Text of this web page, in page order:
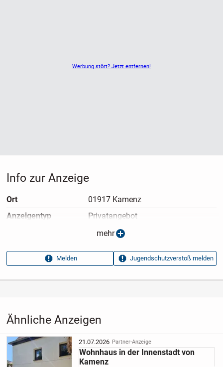
Werbung stört? Jetzt entfernen!
Ähnliche Anzeigen
21.07.2026 Partner-Anzeige
Wohnhaus in der Innenstadt von
Kamenz
Info zur Anzeige
Ort
01917 Kamenz
Anzeigen­typ
Privatangebot
13.05.2026
Aufrufe dieser
15
mehr
Melden Jugendschutzverstoß melden